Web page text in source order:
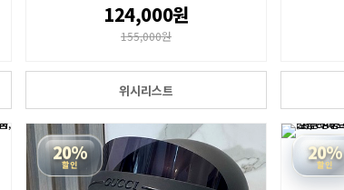
124,000원
155,000원
위시리스트
20%
할인
20%
할인